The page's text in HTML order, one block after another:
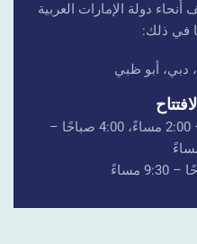
دولة الإمارات العربية
في ذلك:
دبي، أبو ظبي
الاثنين – الأحد: 9:00 صباحًا – 2:00 مساءً، 4:00 صباحًا –